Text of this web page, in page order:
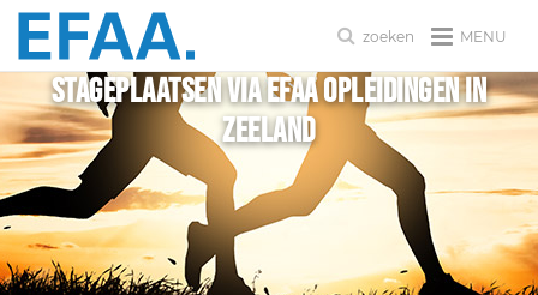
MENU
zoeken
Stageplaatsen via EFAA Opleidingen in
Zeeland